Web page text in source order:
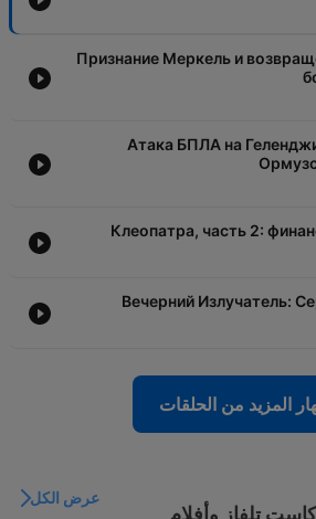
Признание Меркель и
Атака БПЛА на
Клеопатра, часть 2:
Вечерний Излучатель:
المزيد من الحلقات
تلفاز وأفلام
عرض الكل